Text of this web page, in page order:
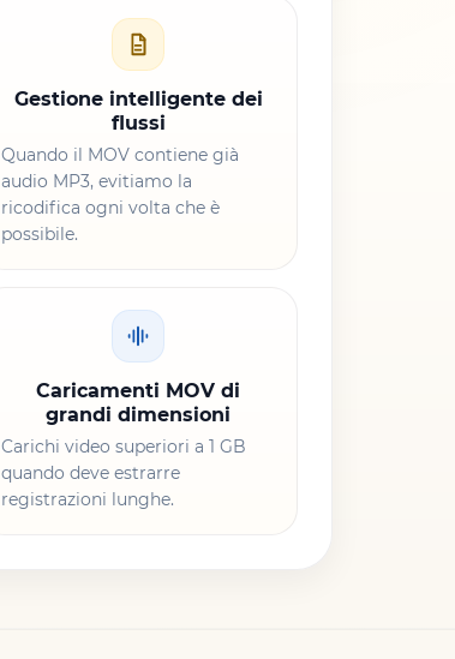
Gestione intelligente dei
flussi
Quando il MOV contiene già
audio MP3, evitiamo la
ricodifica ogni volta che è
possibile.
Caricamenti MOV di
grandi dimensioni
Carichi video superiori a 1 GB
quando deve estrarre
registrazioni lunghe.